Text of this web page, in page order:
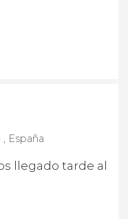
España
llegado tarde al